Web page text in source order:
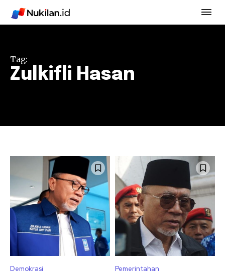
Tag:
Zulkifli Hasan
Demokrasi Pemerintahan